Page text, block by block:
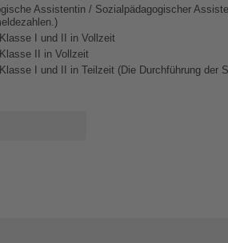
Assistentin / Sozialpädagogischer
I und II in Vollzeit
II in Vollzeit
I und II in Teilzeit (Die Durchführung der